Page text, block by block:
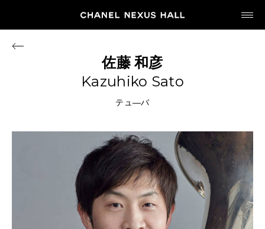
MY CHANEL NEXUS
HOME
PROGRAM
2026
佐藤 和彦
Kazuhiko Sato
テュ―バ